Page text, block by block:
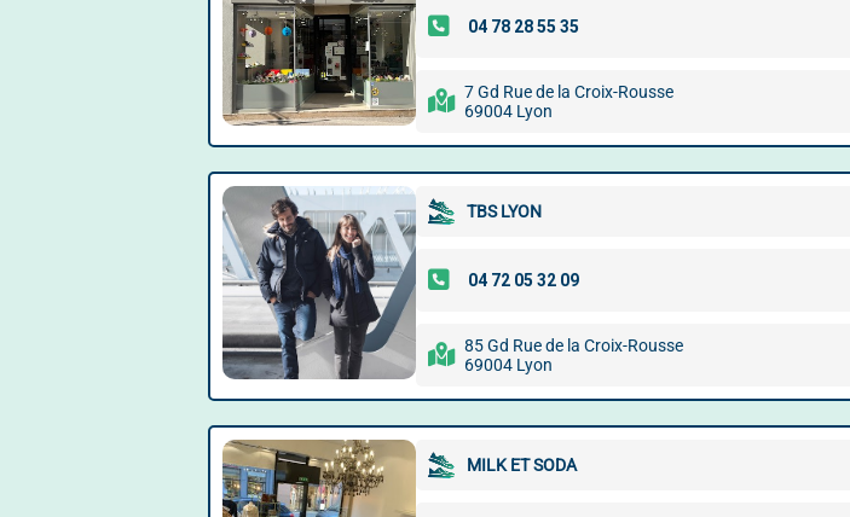
7 Gd Rue de la Croix-Rousse
69004 Lyon
TBS LYON
85 Gd Rue de la Croix-Rousse
69004 Lyon
MILK ET SODA